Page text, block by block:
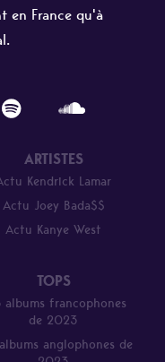
en France qu'à
ARTISTES
Kendrick Lamar
Actu Joey Bada$$
Actu Kanye West
TOPS
albums francophones
de 2023
anglophones de